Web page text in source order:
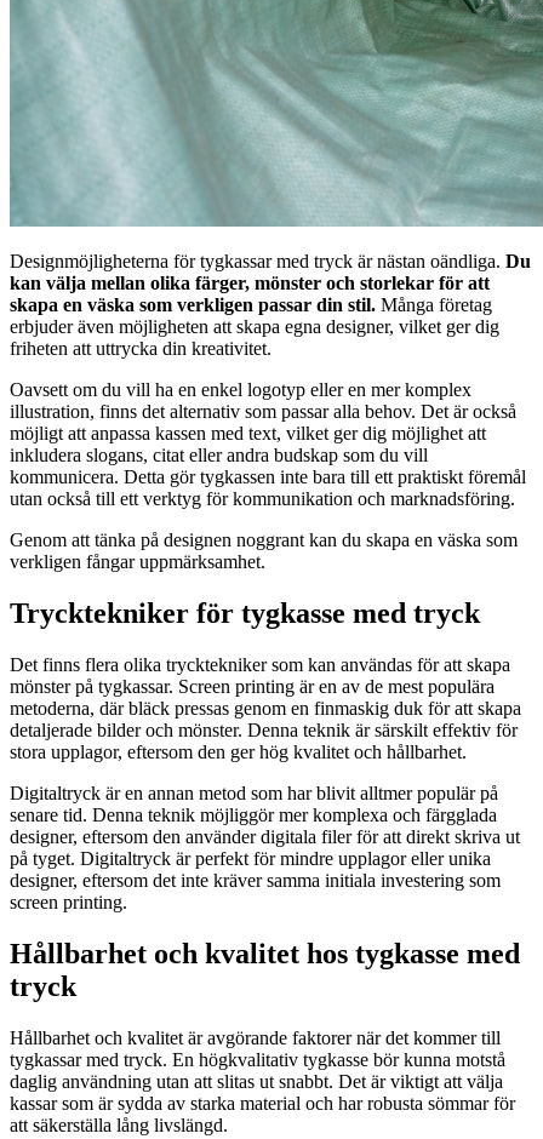
Designmöjligheterna för tygkassar med tryck är nästan oändliga. Du
kan välja mellan olika färger, mönster och storlekar för att
skapa en väska som verkligen passar din stil. Många företag
erbjuder även möjligheten att skapa egna designer, vilket ger dig
friheten att uttrycka din kreativitet.
Oavsett om du vill ha en enkel logotyp eller en mer komplex
illustration, finns det alternativ som passar alla behov. Det är också
möjligt att anpassa kassen med text, vilket ger dig möjlighet att
inkludera slogans, citat eller andra budskap som du vill
kommunicera. Detta gör tygkassen inte bara till ett praktiskt föremål
utan också till ett verktyg för kommunikation och marknadsföring.
Genom att tänka på designen noggrant kan du skapa en väska som
verkligen fångar uppmärksamhet.
Trycktekniker för tygkasse med tryck
Det finns flera olika trycktekniker som kan användas för att skapa
mönster på tygkassar. Screen printing är en av de mest populära
metoderna, där bläck pressas genom en finmaskig duk för att skapa
detaljerade bilder och mönster. Denna teknik är särskilt effektiv för
stora upplagor, eftersom den ger hög kvalitet och hållbarhet.
Digitaltryck är en annan metod som har blivit alltmer populär på
senare tid. Denna teknik möjliggör mer komplexa och färgglada
designer, eftersom den använder digitala filer för att direkt skriva ut
på tyget. Digitaltryck är perfekt för mindre upplagor eller unika
designer, eftersom det inte kräver samma initiala investering som
screen printing.
Hållbarhet och kvalitet hos tygkasse med
tryck
Hållbarhet och kvalitet är avgörande faktorer när det kommer till
tygkassar med tryck. En högkvalitativ tygkasse bör kunna motstå
daglig användning utan att slitas ut snabbt. Det är viktigt att välja
kassar som är sydda av starka material och har robusta sömmar för
att säkerställa lång livslängd.